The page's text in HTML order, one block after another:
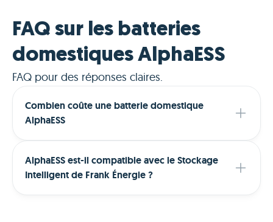
FAQ sur les batteries
domestiques AlphaESS
FAQ pour des réponses claires.
Combien coûte une batterie domestique
AlphaESS
AlphaESS est-il compatible avec le Stockage
Intelligent de Frank Énergie ?